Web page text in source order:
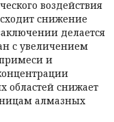
воздействия
снижение
делается
с увеличением
и
областей снижает
алмазных